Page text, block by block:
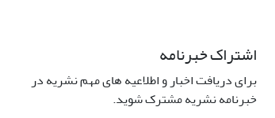
اشتراک خبرنامه
برای دریافت اخبار و اطلاعیه های مهم نشریه در
خبرنامه نشریه مشترک شوید.